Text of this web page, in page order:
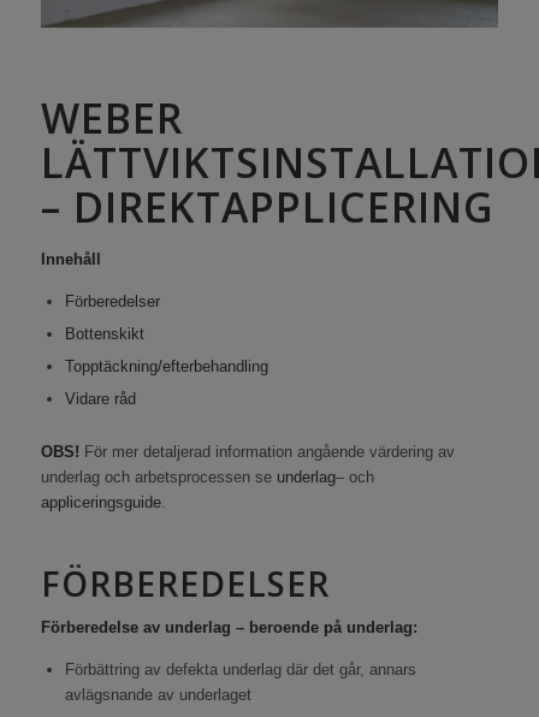
WEBER
– DIREKTAPPLICERING
Innehåll
Förberedelser
Bottenskikt
Topptäckning/efterbehandling
Vidare råd
OBS! För mer detaljerad information angående värdering av
underlag och arbetsprocessen se underlag– och
appliceringsguide.
FÖRBEREDELSER
Förberedelse av underlag – beroende på underlag:
Förbättring av defekta underlag där det går, annars
avlägsnande av underlaget